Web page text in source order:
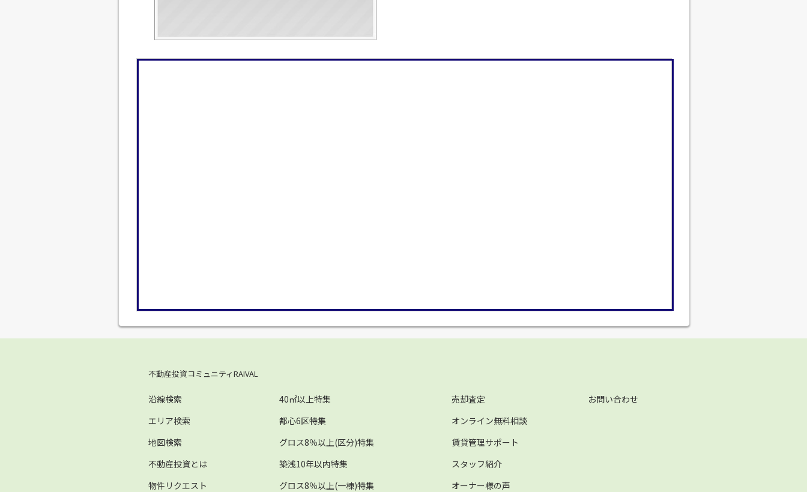
不動産投資コミュニティRAIVAL
沿線検索
エリア検索
地図検索
不動産投資とは
物件リクエスト
40㎡以上特集
都心6区特集
グロス8％以上(区分)特集
築浅10年以内特集
グロス8％以上(一棟)特集
売却査定
オンライン無料相談
賃貸管理サポート
スタッフ紹介
オーナー様の声
お問い合わせ